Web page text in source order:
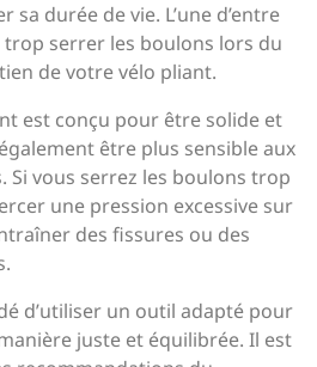
durée de vie. L’une d’entre
trop serrer les boulons lors du
de votre vélo pliant.
est conçu pour être solide et
être plus sensible aux
Si vous serrez les boulons trop
une pression excessive sur
des fissures ou des
d’utiliser un outil adapté pour
juste et équilibrée. Il est